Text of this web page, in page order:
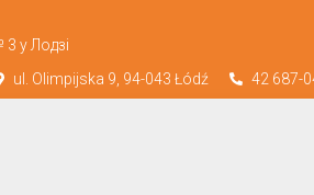
у Лодзі
ul. Olimpijska 9, 94-043 Łódź 42 687-